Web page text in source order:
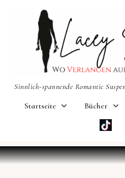
Sinnlich-spannende Romantic
Startseite Bücher